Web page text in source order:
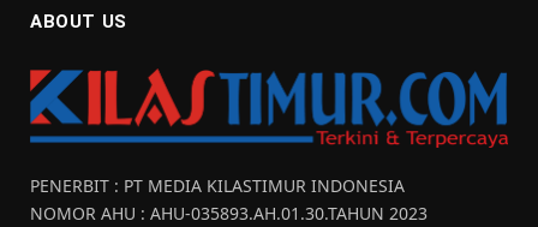
ABOUT US
PENERBIT : PT MEDIA KILASTIMUR INDONESIA
NOMOR AHU : AHU-035893.AH.01.30.TAHUN 2023